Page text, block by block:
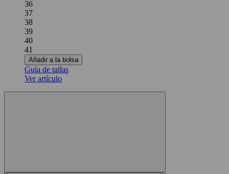
36
37
38
39
40
41
Añadir a la bolsa
Guía de tallas
Ver artículo